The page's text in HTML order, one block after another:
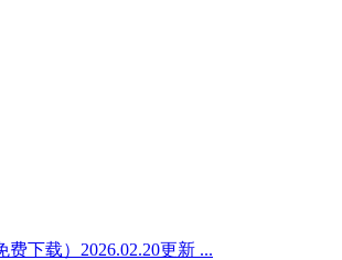
下载）2026.02.20更新 ...